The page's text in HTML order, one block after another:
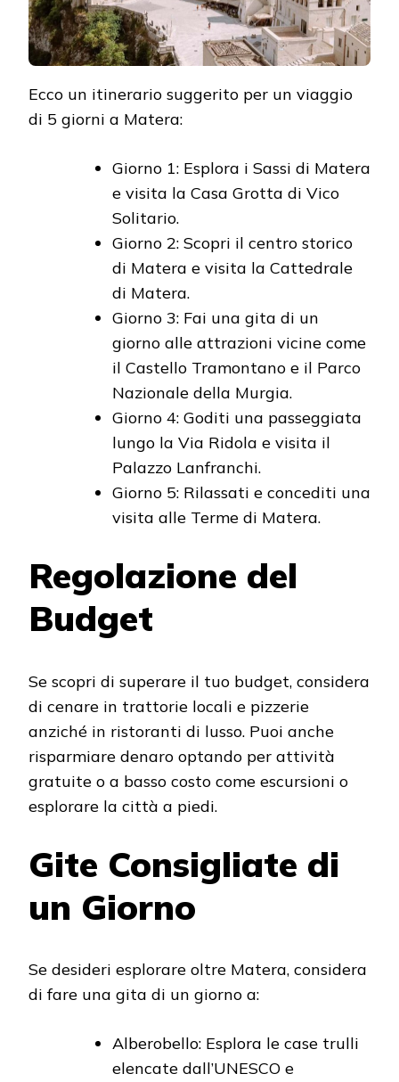
Ecco un itinerario suggerito per un viaggio
di 5 giorni a Matera:
Giorno 1: Esplora i Sassi di Matera
e visita la Casa Grotta di Vico
Solitario.
Giorno 2: Scopri il centro storico
di Matera e visita la Cattedrale
di Matera.
Giorno 3: Fai una gita di un
giorno alle attrazioni vicine come
il Castello Tramontano e il Parco
Nazionale della Murgia.
Giorno 4: Goditi una passeggiata
lungo la Via Ridola e visita il
Palazzo Lanfranchi.
Giorno 5: Rilassati e concediti una
visita alle Terme di Matera.
Regolazione del
Budget
Se scopri di superare il tuo budget, considera
di cenare in trattorie locali e pizzerie
anziché in ristoranti di lusso. Puoi anche
risparmiare denaro optando per attività
gratuite o a basso costo come escursioni o
esplorare la città a piedi.
Gite Consigliate di
un Giorno
Se desideri esplorare oltre Matera, considera
di fare una gita di un giorno a:
Alberobello: Esplora le case trulli
elencate dall’UNESCO e